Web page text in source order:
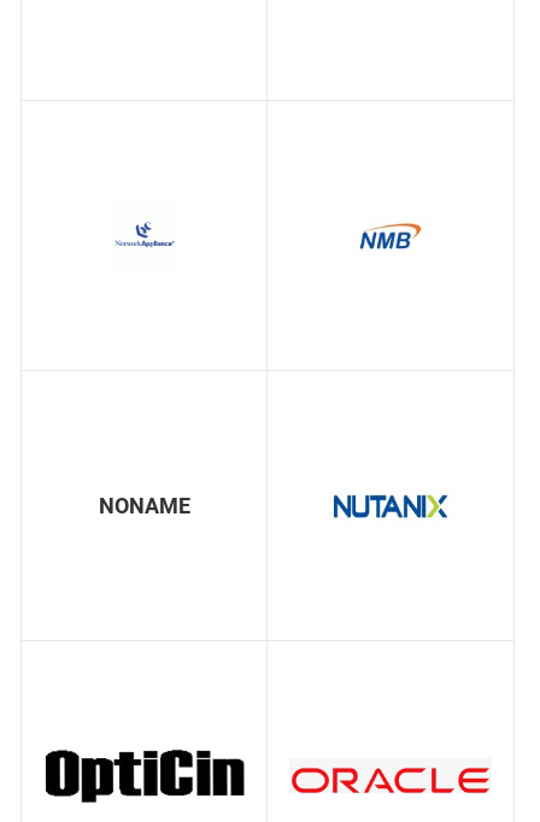
NONAME